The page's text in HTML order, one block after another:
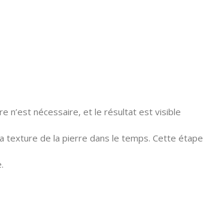
n’est nécessaire, et le résultat est visible
texture de la pierre dans le temps. Cette étape